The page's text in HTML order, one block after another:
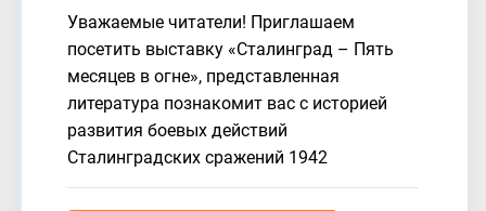
Уважаемые читатели! Приглашаем
посетить выставку «Сталинград – Пять
месяцев в огне», представленная
литература познакомит вас с историей
развития боевых действий
Сталинградских сражений 1942